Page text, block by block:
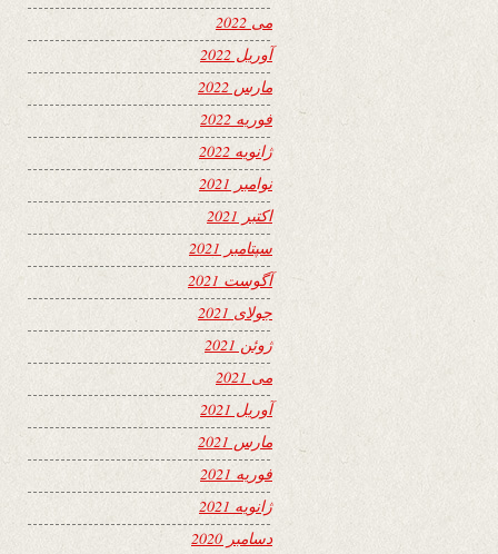
می 2022
آوریل 2022
مارس 2022
فوریه 2022
ژانویه 2022
نوامبر 2021
اکتبر 2021
سپتامبر 2021
آگوست 2021
جولای 2021
ژوئن 2021
می 2021
آوریل 2021
مارس 2021
فوریه 2021
ژانویه 2021
دسامبر 2020